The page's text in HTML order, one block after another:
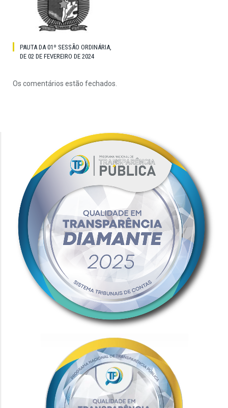
PAUTA DA 01º SESSÃO ORDINÁRIA,
DE 02 DE FEVEREIRO DE 2024
Os comentários estão fechados.